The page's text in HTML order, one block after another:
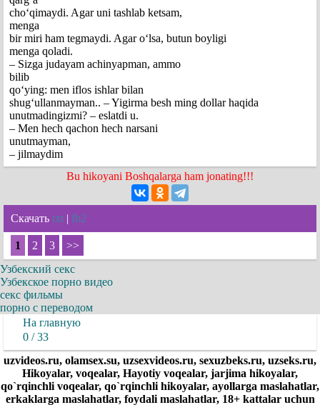
cho‘qimaydi. Agar uni tashlab ketsam,
menga
bir miri ham tegmaydi. Agar o‘lsa, butun boyligi
menga qoladi.
– Sizga judayam achinyapman, ammo
bilib
qo‘ying: men iflos ishlar bilan
shug‘ullanmayman.. – Yigirma besh ming dollar haqida
unutmadingizmi? – eslatdi u.
– Men hech qachon hech narsani
unutmayman,
– jilmaydim
Bu hikoyani Boshqalarga ham jonating!!!
Скачать txt | fb2
1 2 3
>>
Узбекский секс
Узбекское порно видео
секс фильмы
порно с переводом
На главную
0 / 33
uzvideos.ru, olamsex.su, uzsexvideos.ru, sexuzbeks.ru, uzseks.ru,
Hikoyalar, voqealar, Hayotiy voqealar, jarjima hikoyalar,
qo`rqinchli voqealar, qo`rqinchli hikoyalar, ayollarga maslahatlar,
erkaklarga maslahatlar, foydali maslahatlar, 18+ kattalar uchun